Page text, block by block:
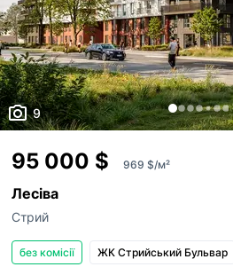
9
95 000 $ 969 $/м²
Лесіва
Стрий
без комісії ЖК Стрийський Бульвар
Я - власник
Це мій
Об'єкт не
Максимум 10
вашого